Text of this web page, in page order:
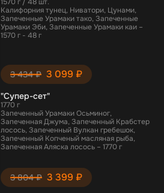
Калифорния тунец, Ниватори, Цунами,
Запеченные Урамаки тако, Запеченные
Урамаки Эби, Запеченные Урамаки каи –
1570 г - 48 г
3 434 ₽ 3 099 ₽
"Супер-сет"
1770 г
Запеченный Урамаки Осьминог,
Запеченная Джума, Запеченный Крабстер
лосось, Запеченный Вулкан гребешок,
Запеченный Копченый масляная рыба,
Запеченная Аляска лосось – 1770 г
3 804 ₽ 3 399 ₽